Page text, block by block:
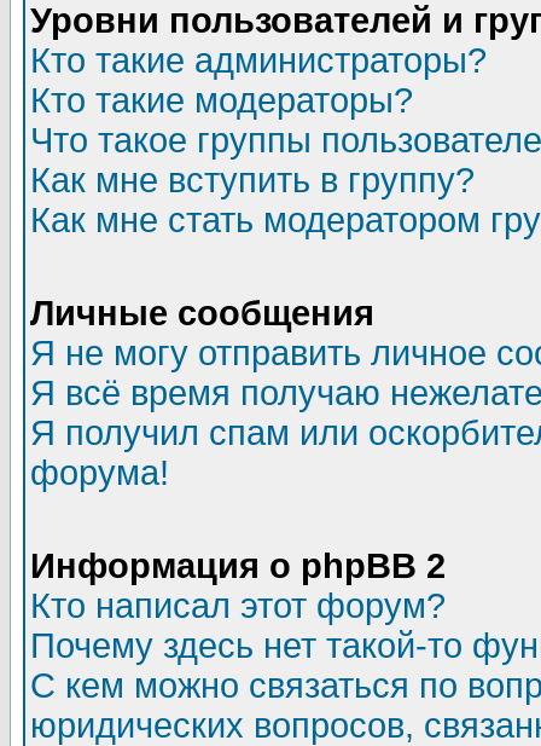
Уровни пользователей и
Кто такие администраторы?
Кто такие модераторы?
Что такое группы
Как мне вступить в группу?
Как мне стать модератором
Личные сообщения
Я не могу отправить личное
Я всё время получаю
Я получил спам или
форума!
Информация о phpBB 2
Кто написал этот форум?
Почему здесь нет такой-то
С кем можно связаться по
юридических вопросов,